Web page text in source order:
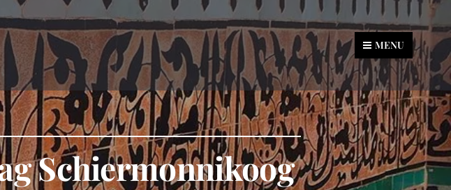
MENU
Schiermonnikoog